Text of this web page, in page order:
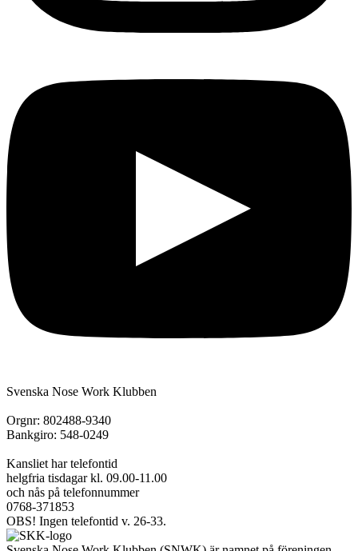
Svenska Nose Work Klubben
Orgnr: 802488-9340
Bankgiro: 548-0249
Kansliet har telefontid
helgfria tisdagar kl. 09.00-11.00
och nås på telefonnummer
0768-371853
OBS! Ingen telefontid v. 26-33.